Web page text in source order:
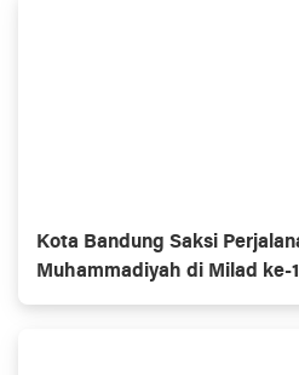
Kota Bandung Saksi
Muhammadiyah di Milad ke-